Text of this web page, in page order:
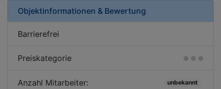
Objektinformationen & Bewertung
Barrierefrei
Preiskategorie
Anzahl Mitarbeiter: unbekannt